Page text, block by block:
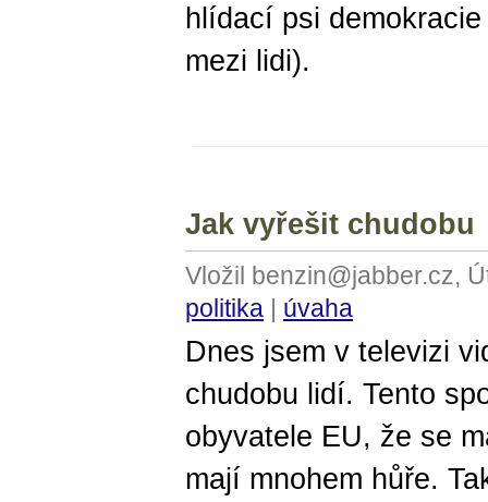
hlídací psi
mezi lidi).
Jak vyřešit chudobu
Vložil benzin@jabber.cz,
politika | úvaha
Dnes jsem v televizi
chudobu lidí. Tento
obyvatele EU, že se
mají mnohem hůře.